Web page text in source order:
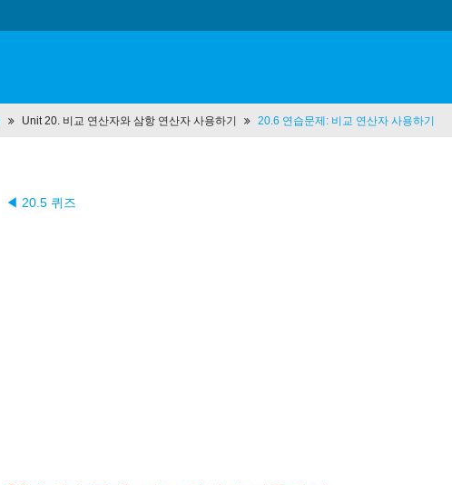
Unit 20. 비교 연산자와 삼항 연산자 사용하기 20.6 연습문제: 비교 연산자 사용하기
◀ 20.5 퀴즈